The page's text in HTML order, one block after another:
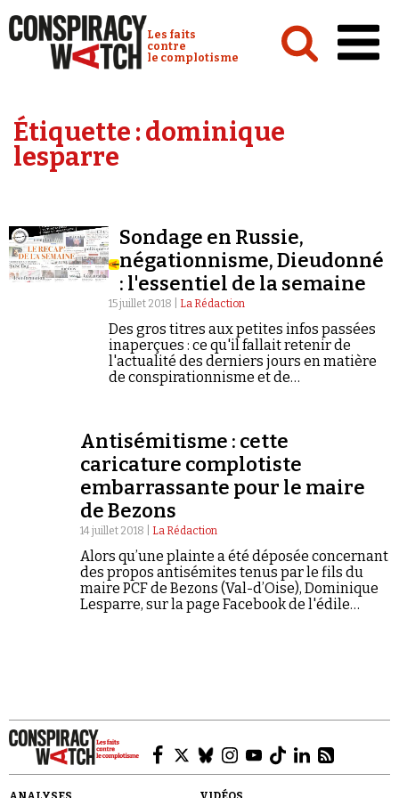
Conspiracy Watch :
Les faits
contre
le complotisme
Analyses
Émissions
Revues de presse
Newsletter
Faire un don
Étiquette :dominique
lesparre
Sondage en Russie,
négationnisme, Dieudonné
: l'essentiel de la semaine
15 juillet 2018 | La Rédaction
Des gros titres aux petites infos passées
inaperçues : ce qu'il fallait retenir de
l'actualité des derniers jours en matière
de conspirationnisme et de
Antisémitisme : cette
caricature complotiste
embarrassante pour le maire
de Bezons
14 juillet 2018 | La Rédaction
Alors qu’une plainte a été déposée concernant
des propos antisémites tenus par le fils du
maire PCF de Bezons (Val-d’Oise), Dominique
Lesparre, sur la page Facebook de l'édile